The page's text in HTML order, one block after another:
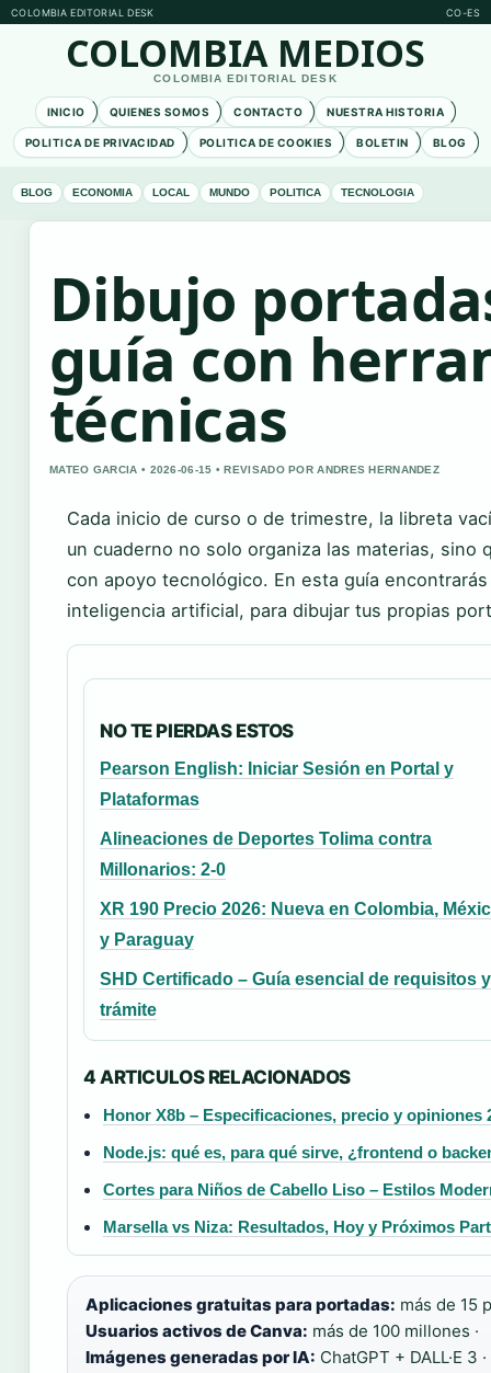
COLOMBIA EDITORIAL DESK CO-ES
COLOMBIA MEDIOS
COLOMBIA EDITORIAL DESK
INICIO QUIENES SOMOS CONTACTO NUESTRA HISTORIA
POLITICA DE PRIVACIDAD POLITICA DE COOKIES BOLETIN BLOG
BLOG ECONOMIA LOCAL MUNDO POLITICA TECNOLOGIA
Dibujo
guía con
técnicas
MATEO GARCIA • 2026-06-15 • REVISADO POR ANDRES HERNANDEZ
Cada inicio de curso o de trimestre, la libreta
un cuaderno no solo organiza las materias,
con apoyo tecnológico. En esta guía
inteligencia artificial, para dibujar tus propias
NO TE PIERDAS ESTOS
Pearson English: Iniciar Sesión en Portal y
Plataformas
Alineaciones de Deportes Tolima contra
Millonarios: 2-0
XR 190 Precio 2026: Nueva en Colombia,
y Paraguay
SHD Certificado – Guía esencial de requisitos y
trámite
4 ARTICULOS RELACIONADOS
Honor X8b – Especificaciones, precio y opiniones
Node.js: qué es, para qué sirve, ¿frontend o
Cortes para Niños de Cabello Liso – Estilos
Marsella vs Niza: Resultados, Hoy y Próximos
Aplicaciones gratuitas para portadas: más de 15
Usuarios activos de Canva: más de 100 millones ·
Imágenes generadas por IA: ChatGPT + DALL·E 3 ·